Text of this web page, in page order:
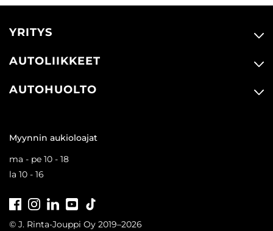
YRITYS
AUTOLIIKKEET
AUTOHUOLTO
Myynnin aukioloajat
ma - pe 10 - 18
la 10 - 16
FacebookInstagramLinkedInYoutube
© J. Rinta-Jouppi Oy 2019–2026